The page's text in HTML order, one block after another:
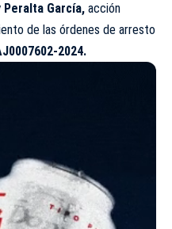
García, acción
de las órdenes de arresto
2024.